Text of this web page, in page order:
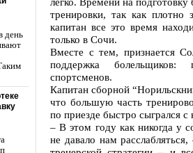
день
тренировки, так как
капитан все это время
только в Сочи.
Вместе с тем, признается
поддержка болельщиков:
спортсменов.
Капитан сборной
что большую часть
по приезде быстро сыгрался с
– В этом году как никогда у
не давало нам